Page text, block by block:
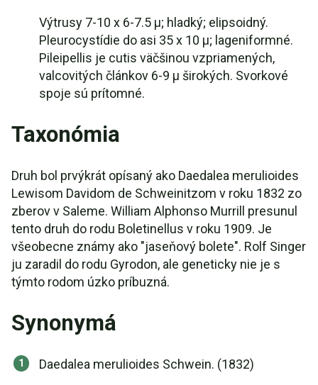
Výtrusy 7-10 x 6-7.5 µ; hladký; elipsoidný.
Pleurocystídie do asi 35 x 10 µ; lageniformné.
Pileipellis je cutis väčšinou vzpriamených,
valcovitých článkov 6-9 µ širokých. Svorkové
spoje sú prítomné.
Taxonómia
Druh bol prvýkrát opísaný ako Daedalea merulioides
Lewisom Davidom de Schweinitzom v roku 1832 zo
zberov v Saleme. William Alphonso Murrill presunul
tento druh do rodu Boletinellus v roku 1909. Je
všeobecne známy ako "jaseňový bolete". Rolf Singer
ju zaradil do rodu Gyrodon, ale geneticky nie je s
týmto rodom úzko príbuzná.
Synonymá
Daedalea merulioides Schwein. (1832)